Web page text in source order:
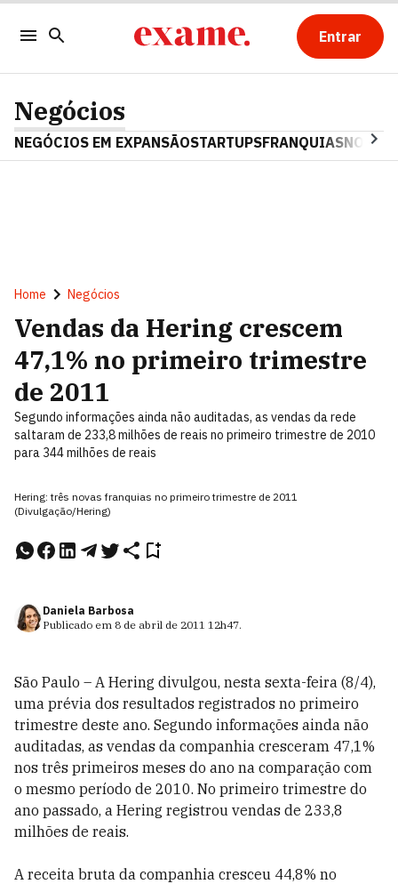
Entrar
Negócios
NEGÓCIOS EM EXPANSÃOSTARTUPSFRANQUIAS
Home Negócios
Vendas da Hering crescem
47,1% no primeiro trimestre
de 2011
Segundo informações ainda não auditadas, as vendas da rede
saltaram de 233,8 milhões de reais no primeiro trimestre de 2010
para 344 milhões de reais
Hering: três novas franquias no primeiro trimestre de 2011
(Divulgação/Hering)
Daniela Barbosa
Publicado em 8 de abril de 2011 12h47.
São Paulo – A Hering divulgou, nesta sexta-feira (8/4),
uma prévia dos resultados registrados no primeiro
trimestre deste ano. Segundo informações ainda não
auditadas, as vendas da companhia cresceram 47,1%
nos três primeiros meses do ano na comparação com
o mesmo período de 2010. No primeiro trimestre do
ano passado, a Hering registrou vendas de 233,8
milhões de reais.
A receita bruta da companhia cresceu 44,8% no